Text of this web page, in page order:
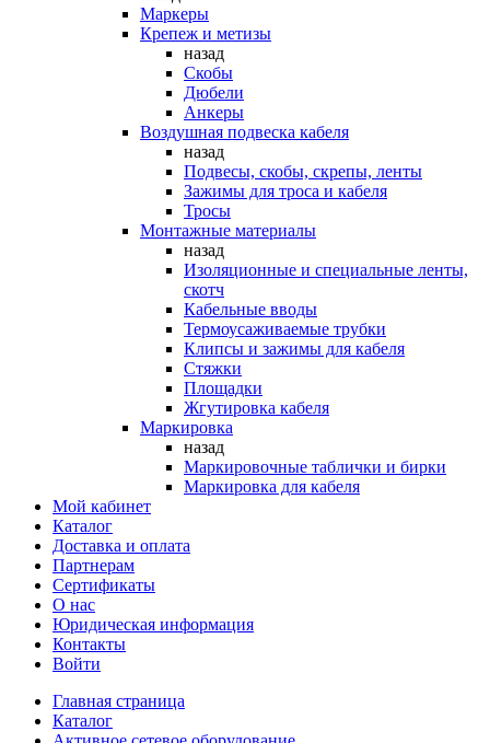
Маркеры
Крепеж и метизы
назад
Скобы
Дюбели
Анкеры
Воздушная подвеска кабеля
назад
Подвесы, скобы, скрепы, ленты
Зажимы для троса и кабеля
Тросы
Монтажные материалы
назад
Изоляционные и специальные ленты,
скотч
Кабельные вводы
Термоусаживаемые трубки
Клипсы и зажимы для кабеля
Стяжки
Площадки
Жгутировка кабеля
Маркировка
назад
Маркировочные таблички и бирки
Маркировка для кабеля
Мой кабинет
Каталог
Доставка и оплата
Партнерам
Сертификаты
О нас
Юридическая информация
Контакты
Войти
Главная страница
Каталог